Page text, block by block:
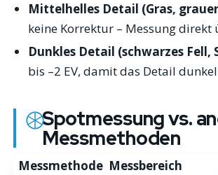
Mittelhelles Detail (Gras,
keine Korrektur – Messung direkt
Dunkles Detail (schwarzes Fell,
bis –2 EV, damit das Detail
Spotmessung vs.
Messmethoden
Messmethode Messbereich